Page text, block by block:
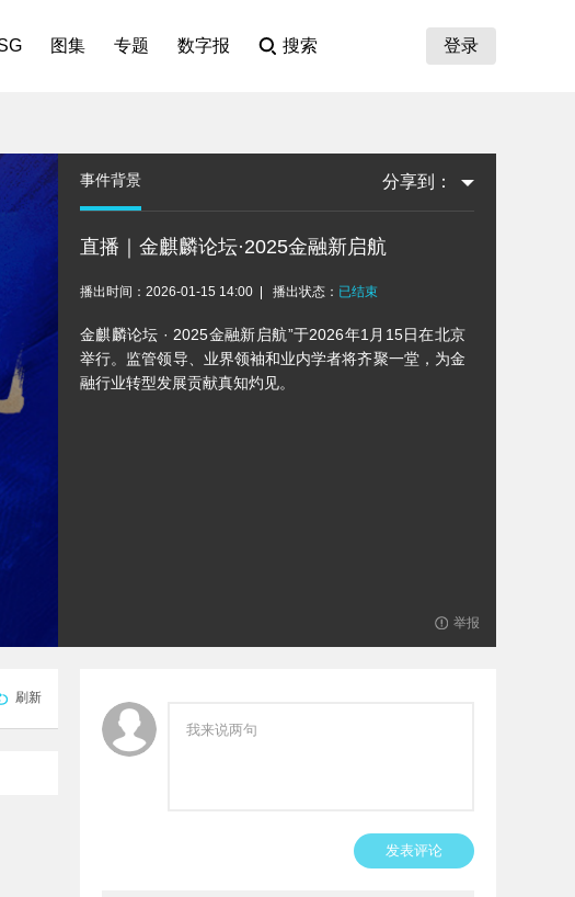
图集 专题 数字报 搜索 登录
分享到：
事件背景
直播｜金麒麟论坛·2025金融新启航
播出时间：2026-01-15 14:00 播出状态： 已结束
金麒麟论坛 · 2025金融新启航”于2026年1月15日在北京
举行。监管领导、业界领袖和业内学者将齐聚一堂，为金
融行业转型发展贡献真知灼见。
举报
刷新
发表评论